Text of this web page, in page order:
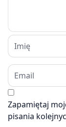
Zapamiętaj
pisania